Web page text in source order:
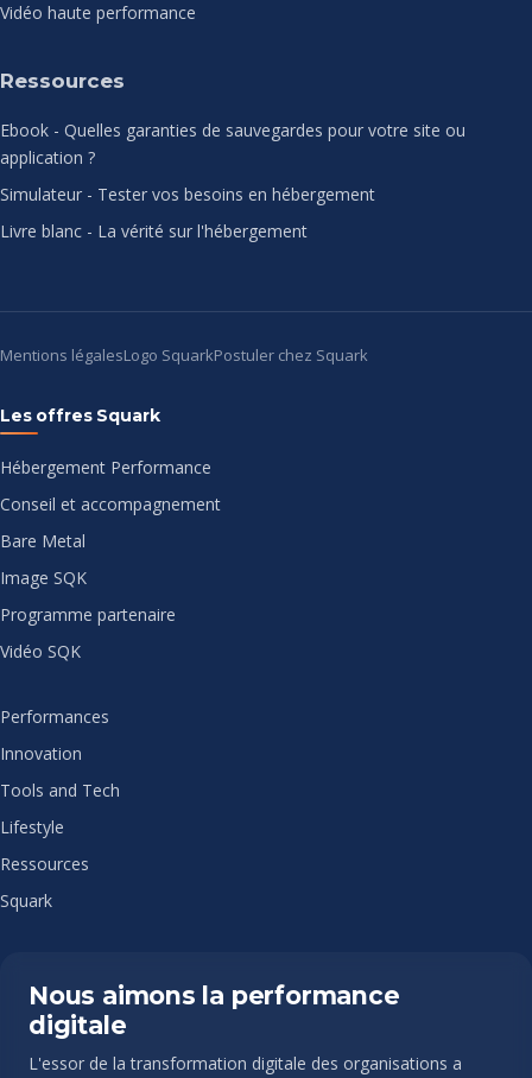
Vidéo haute performance
Ressources
Ebook - Quelles garanties de sauvegardes pour votre site ou
application ?
Simulateur - Tester vos besoins en hébergement
Livre blanc - La vérité sur l'hébergement
Mentions légalesLogo SquarkPostuler chez Squark
Les offres Squark
Hébergement Performance
Conseil et accompagnement
Bare Metal
Image SQK
Programme partenaire
Vidéo SQK
Performances
Innovation
Tools and Tech
Lifestyle
Ressources
Squark
Nous aimons la performance
digitale
L'essor de la transformation digitale des organisations a